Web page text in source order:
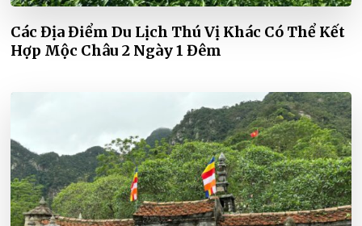
Các Địa Điểm Du Lịch Thú Vị Khác Có Thể Kết
Hợp Mộc Châu 2 Ngày 1 Đêm